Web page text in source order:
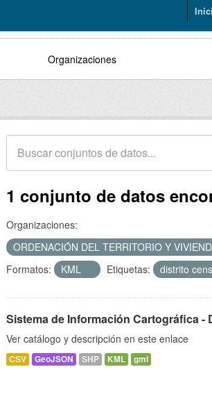
Organizaciones
1 conjunto de datos
Organizaciones:
ORDENACIÓN DEL TERRITORIO Y
Formatos:
KML Etiquetas: distrito
Sistema de Información Cartográfica -
Ver catálogo y descripción en este enlace
CSV GeoJSON SHP KML gml